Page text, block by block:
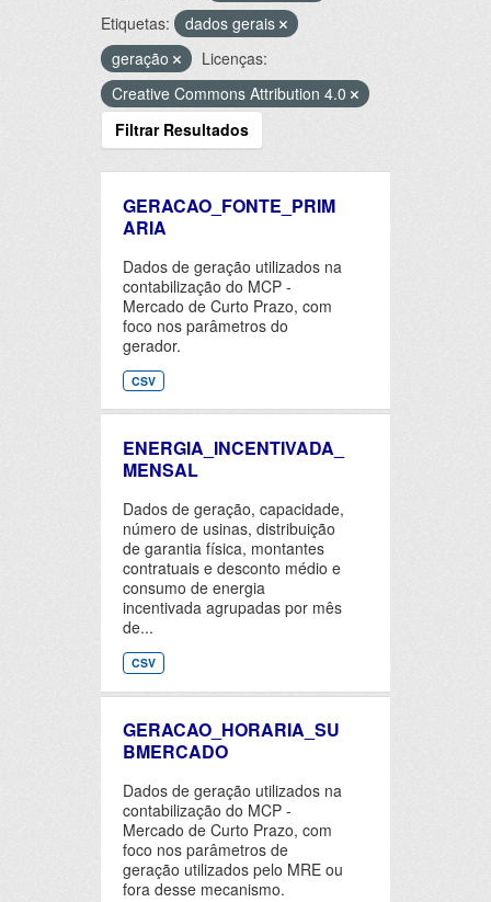
Etiquetas:
dados gerais
geração
Licenças:
Creative Commons Attribution 4.0
Filtrar Resultados
GERACAO_FONTE_PRIM
ARIA
Dados de geração utilizados na
contabilização do MCP -
Mercado de Curto Prazo, com
foco nos parâmetros do
gerador.
CSV
ENERGIA_INCENTIVADA_
MENSAL
Dados de geração, capacidade,
número de usinas, distribuição
de garantia física, montantes
contratuais e desconto médio e
consumo de energia
incentivada agrupadas por mês
de...
CSV
GERACAO_HORARIA_SU
BMERCADO
Dados de geração utilizados na
contabilização do MCP -
Mercado de Curto Prazo, com
foco nos parâmetros de
geração utilizados pelo MRE ou
fora desse mecanismo.